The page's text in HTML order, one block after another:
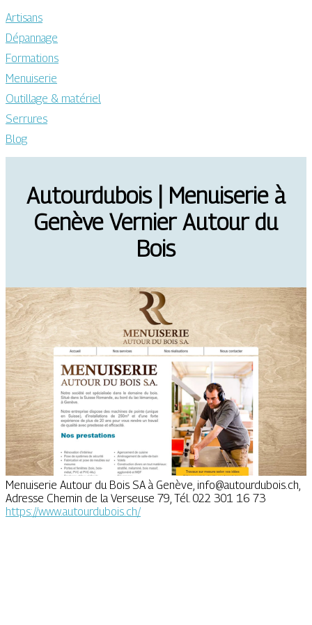
Artisans
Dépannage
Formations
Menuiserie
Outillage & matériel
Serrures
Blog
Autour­du­bois | Menuiserie à
Genève Vernier Autour du
Bois
Menuiserie Autour du Bois SA à Genève, info@autourdubois.ch,
Adresse Chemin de la Verseuse 79, Tél. 022 301 16 73
https://www.autourdubois.ch/